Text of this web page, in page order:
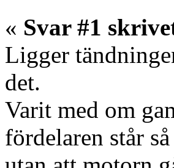
« Svar #1
Ligger
det.
Varit med om
fördelaren står